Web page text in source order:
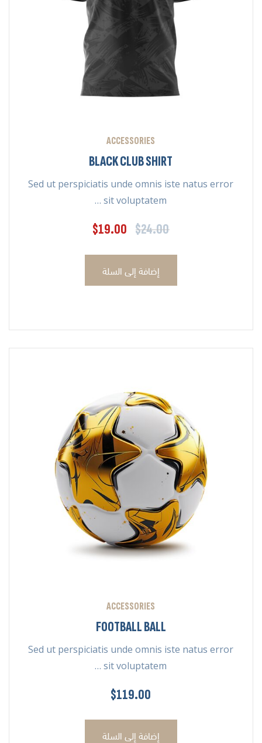
ACCESSORIES
BLACK CLUB SHIRT
Sed ut perspiciatis unde omnis iste natus error
sit voluptatem …
$24.00
$19.00
إضافة إلى السلة
ACCESSORIES
FOOTBALL BALL
Sed ut perspiciatis unde omnis iste natus error
sit voluptatem …
$119.00
إضافة إلى السلة